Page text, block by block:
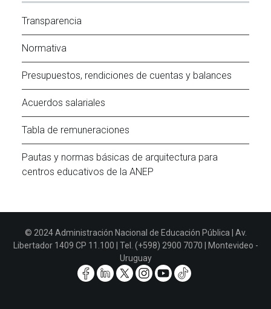
Transparencia
Normativa
Presupuestos, rendiciones de cuentas y balances
Acuerdos salariales
Tabla de remuneraciones
Pautas y normas básicas de arquitectura para
centros educativos de la ANEP
© 2024 Administración Nacional de Educación Pública | Av.
Libertador 1409 CP 11.100 | Tel. (+598) 2900 7070 | Montevideo -
Uruguay